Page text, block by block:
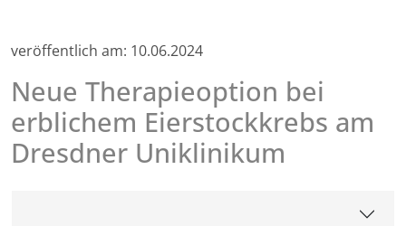
veröffentlich am: 10.06.2024
Neue Therapieoption bei
erblichem Eierstockkrebs am
Dresdner Uniklinikum